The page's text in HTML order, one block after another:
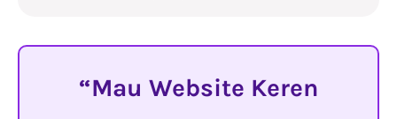
Mau Website Keren